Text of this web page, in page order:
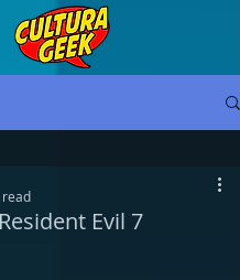
Evil 7